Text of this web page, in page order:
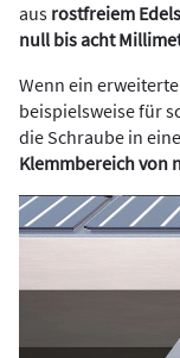
aus rostfreiem
null bis acht
Wenn ein
beispielsweise für
die Schraube in
Klemmbereich von